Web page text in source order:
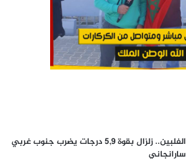
الفلبين.. زلزال بقوة 5,9 درجات يضرب جنوب غربي
سارانجاني